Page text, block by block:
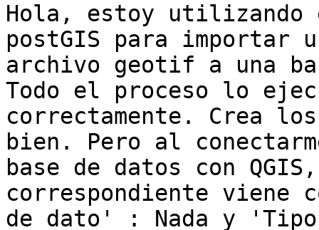
Hola, estoy utilizando
postGIS para importar
archivo geotif a una
Todo el proceso lo
correctamente. Crea
bien. Pero al
base de datos con
correspondiente viene
de dato' : Nada y